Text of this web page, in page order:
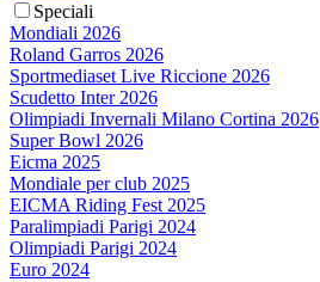
Speciali
Mondiali 2026
Roland Garros 2026
Sportmediaset Live Riccione 2026
Scudetto Inter 2026
Olimpiadi Invernali Milano Cortina 2026
Super Bowl 2026
Eicma 2025
Mondiale per club 2025
EICMA Riding Fest 2025
Paralimpiadi Parigi 2024
Olimpiadi Parigi 2024
Euro 2024